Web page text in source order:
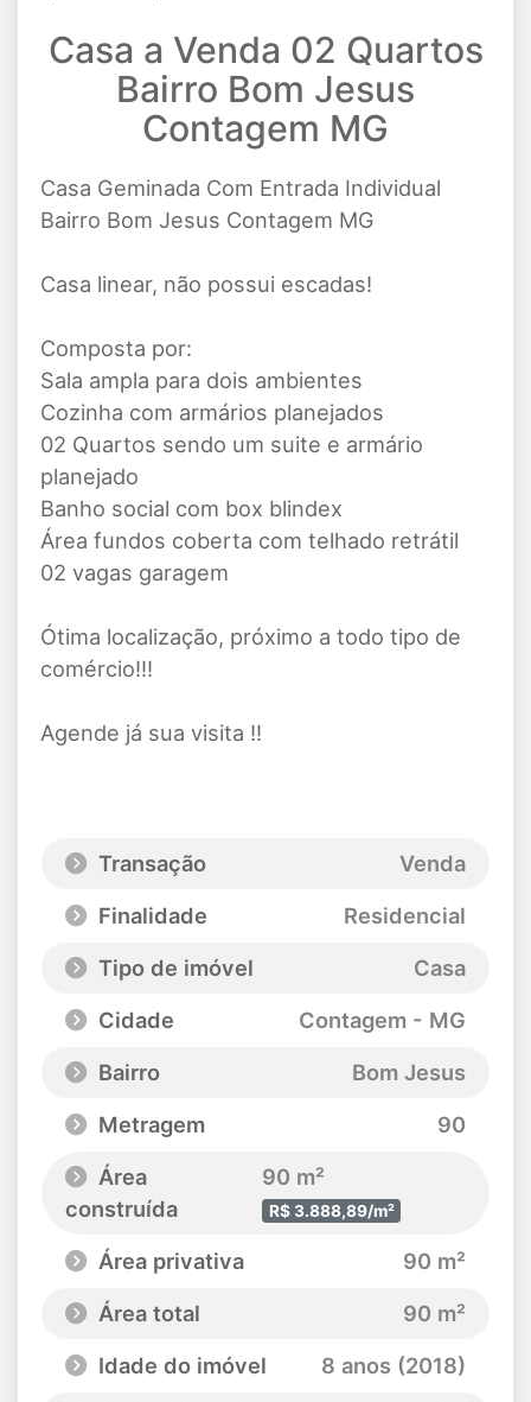
Casa a Venda 02 Quartos
Bairro Bom Jesus
Contagem MG
Casa Geminada Com Entrada Individual
Bairro Bom Jesus Contagem MG
Casa linear, não possui escadas!
Composta por:
Sala ampla para dois ambientes
Cozinha com armários planejados
02 Quartos sendo um suite e armário
planejado
Banho social com box blindex
Área fundos coberta com telhado retrátil
02 vagas garagem
Ótima localização, próximo a todo tipo de
comércio!!!
Agende já sua visita !!
Transação
Venda
Finalidade
Residencial
Tipo de imóvel
Casa
Cidade
Contagem - MG
Bairro
Bom Jesus
Metragem
90
Área
construída
90 m²
R$ 3.888,89/m²
Área privativa
90 m²
Área total
90 m²
Idade do imóvel
8 anos (2018)